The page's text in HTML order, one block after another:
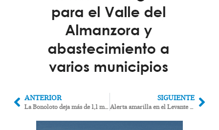
ANTERIOR
La Bonoloto deja más de 1,1 millones de euros en Mojácar, un único acertante de primera categoría
SIGUIENTE
Alerta amarilla en el Levante almeriense por temperaturas que rozarán los 40 grados